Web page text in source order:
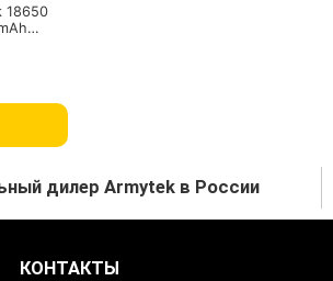
18650
дилер Armytek в России
КОНТАКТЫ